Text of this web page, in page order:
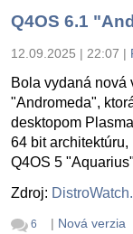
Q4OS 6.1
12.09.2025 | 22:07 |
Bola vydaná nová
"Andromeda",
desktopom
64 bit
Q4OS 5
Zdroj:
6 | Nová verzia